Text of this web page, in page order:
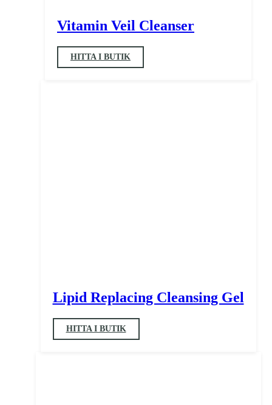
Vitamin Veil Cleanser
HITTA I BUTIK
Lipid Replacing Cleansing Gel
HITTA I BUTIK